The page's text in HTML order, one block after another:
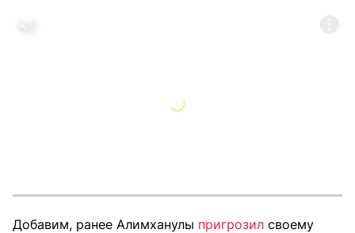
Добавим, ранее Алимханулы пригрозил своему